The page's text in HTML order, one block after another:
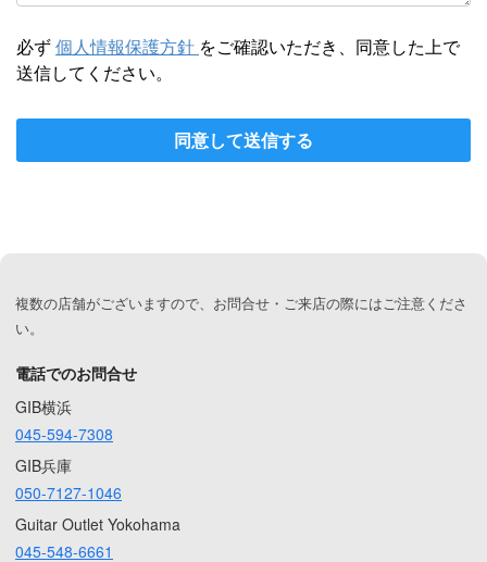
必ず個人情報保護方針 をご確認いただき、同意した上で
送信してください。
同意して送信する
複数の店舗がございますので、お問合せ・ご来店の際にはご注意くださ
い。
電話でのお問合せ
GIB横浜
045-594-7308
GIB兵庫
050-7127-1046
Guitar Outlet Yokohama
045-548-6661